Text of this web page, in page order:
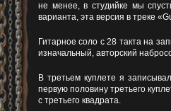
не менее, в студийке мы
варианта, эта версия в треке
Гитарное соло с 28 такта на
изначальный, авторский
В третьем куплете я
первую половину третьего
с третьего квадрата.